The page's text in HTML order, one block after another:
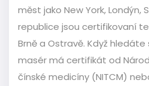
měst jako New York, Londýn,
republice jsou certifikovaní
Brně a Ostravě. Když
masér má certifikát od
čínské medicíny (NITCM)